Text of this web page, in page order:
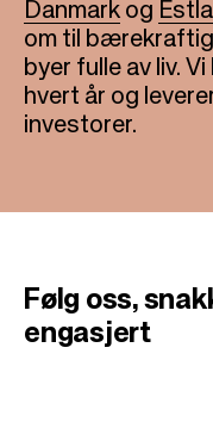
Danmark og
om til
byer fulle av liv.
hvert år og
investorer.
Følg oss,
engasjert